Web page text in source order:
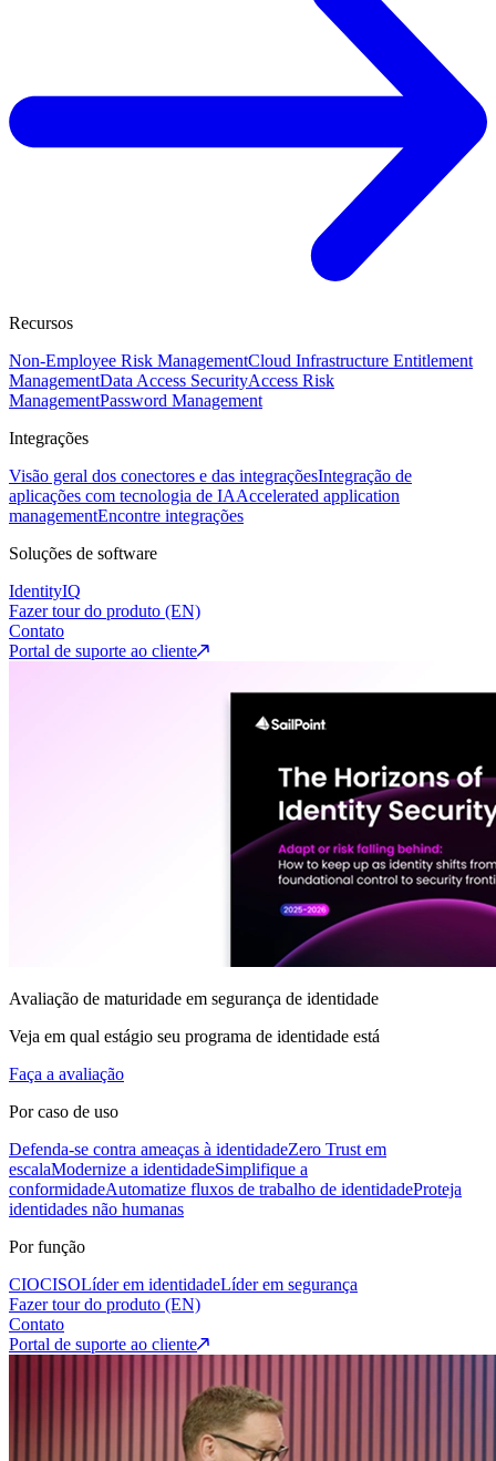
Recursos
Non-Employee Risk ManagementCloud Infrastructure Entitlement
ManagementData Access SecurityAccess Risk
ManagementPassword Management
Integrações
Visão geral dos conectores e das integraçõesIntegração de
aplicações com tecnologia de IAAccelerated application
managementEncontre integrações
Soluções de software
IdentityIQ
Fazer tour do produto (EN)
Contato
Portal de suporte ao cliente
Avaliação de maturidade em segurança de identidade
Veja em qual estágio seu programa de identidade está
Faça a avaliação
Por caso de uso
Defenda-se contra ameaças à identidadeZero Trust em
escalaModernize a identidadeSimplifique a
conformidadeAutomatize fluxos de trabalho de identidadeProteja
identidades não humanas
Por função
CIOCISOLíder em identidadeLíder em segurança
Fazer tour do produto (EN)
Contato
Portal de suporte ao cliente